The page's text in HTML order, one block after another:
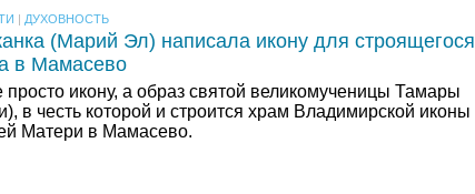
| ДУХОВНОСТЬ
(Марий Эл) написала икону для строящегося
в Мамасево
просто икону, а образ святой великомученицы Тамары
в честь которой и строится храм Владимирской иконы
Матери в Мамасево.